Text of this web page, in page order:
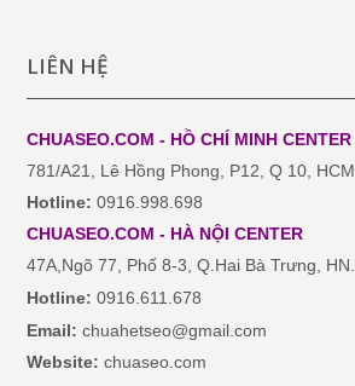
LIÊN HỆ
CHUASEO.COM - HỒ CHÍ MINHCENTER
781/A21, Lê Hồng Phong, P12, Q 10, HCM.
Hotline: 0916.998.698
CHUASEO.COM - HÀ NỘICENTER
47A,Ngõ 77, Phố 8-3, Q.Hai Bà Trưng, HN.
Hotline: 0916.611.678
Email:chuahetseo@gmail.com
Website: chuaseo.com